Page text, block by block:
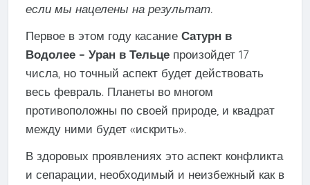
если мы нацелены на результат.
Первое в этом году касание Сатурн в
Водолее – Уран в Тельцепроизойдет 17
числа, но точный аспект будет действовать
весь февраль. Планеты во многом
противоположны по своей природе, и квадрат
между ними будет «искрить».
В здоровых проявлениях это аспект конфликта
и сепарации, необходимый и неизбежный как в